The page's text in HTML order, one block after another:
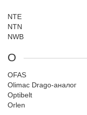
NTE
NTN
NWB
O
OFAS
Olimac Drago-аналог
Optibelt
Orlen